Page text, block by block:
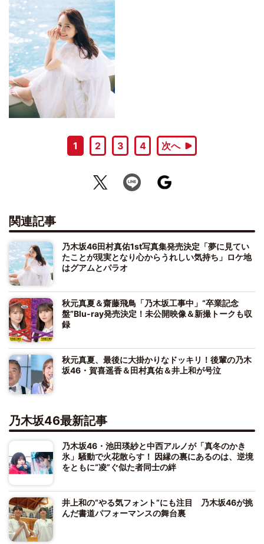
1 2 3 4 次へ
関連記事
乃木坂46田村真佑1st写真集発売決定「夢に見てい
たことが現実となり心からうれしい気持ち」ロケ地
はグアムとパラオ
秋元真夏＆齋藤飛鳥「乃木坂工事中」“卒業記念
盤”Blu-ray発売決定！未公開映像＆新撮トークも収
録
秋元真夏、最後に大掛かりなドッキリ！後輩の乃木
坂46・賀喜遥香＆田村真佑＆井上和が号泣
乃木坂46最新記事
乃木坂46・池田瑛紗と中西アルノが「真冬のかき
氷」騒動で火花散らす！ 因縁の裏にあるのは、逆境
をともに“凌”ぐ似た者同士の絆
井上和の“やる気フォント”にも注目 乃木坂46が挑
んだ書道パフォーマンスの舞台裏